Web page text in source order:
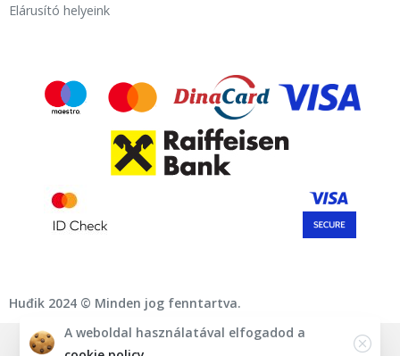
Elárusító helyeink
Huđik 2024 © Minden jog fenntartva.
A weboldal használatával elfogadod a
English Deutsch Magyar Srpski